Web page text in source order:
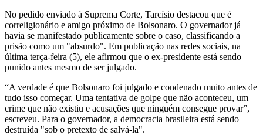
No pedido enviado à Suprema Corte, Tarcísio destacou que é
correligionário e amigo próximo de Bolsonaro. O governador já
havia se manifestado publicamente sobre o caso, classificando a
prisão como um "absurdo". Em publicação nas redes sociais, na
última terça-feira (5), ele afirmou que o ex-presidente está sendo
punido antes mesmo de ser julgado.
“A verdade é que Bolsonaro foi julgado e condenado muito antes de
tudo isso começar. Uma tentativa de golpe que não aconteceu, um
crime que não existiu e acusações que ninguém consegue provar”,
escreveu. Para o governador, a democracia brasileira está sendo
destruída "sob o pretexto de salvá-la".